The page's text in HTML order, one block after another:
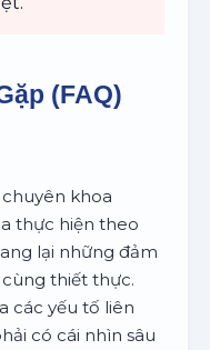
(FAQ)
khoa
thực hiện theo
lại những đảm
thiết thực.
các yếu tố liên
có cái nhìn sâu